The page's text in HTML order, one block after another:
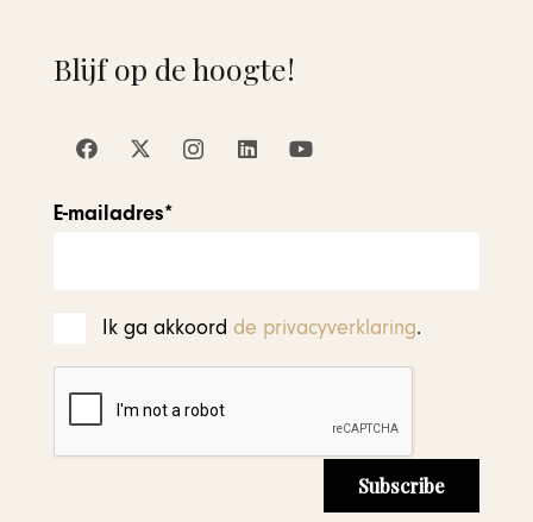
Blijf op de hoogte!
E-mailadres*
Ik ga akkoord de privacyverklaring.